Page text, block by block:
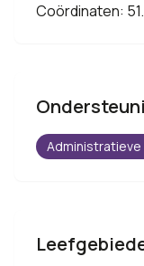
Coördinaten:
Administratieve